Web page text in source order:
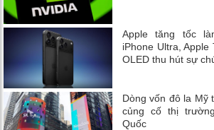
Apple tăng tốc
iPhone Ultra, Apple
OLED thu hút sự
Dòng vốn đô la Mỹ
củng cố thị
Quốc